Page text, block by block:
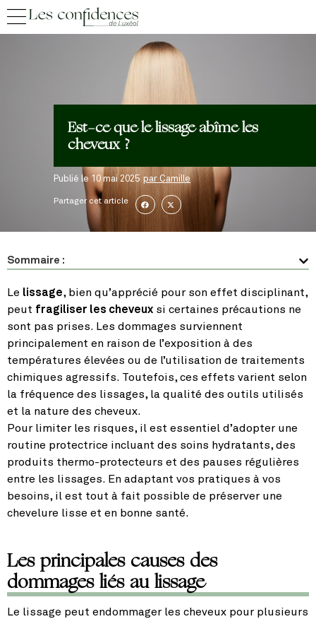
Est-ce que le lissage abîme les
cheveux ?
Publié le 10 mai 2025 par Camille
Partager cet article
Sommaire :
Le lissage, bien qu’apprécié pour son effet disciplinant,
peut fragiliser les cheveux si certaines précautions ne
sont pas prises. Les dommages surviennent
principalement en raison de l’exposition à des
températures élevées ou de l’utilisation de traitements
chimiques agressifs. Toutefois, ces effets varient selon
la fréquence des lissages, la qualité des outils utilisés
et la nature des cheveux.
Pour limiter les risques, il est essentiel d’adopter une
routine protectrice incluant des soins hydratants, des
produits thermo-protecteurs et des pauses régulières
entre les lissages. En adaptant vos pratiques à vos
besoins, il est tout à fait possible de préserver une
chevelure lisse et en bonne santé.
Les principales causes des
dommages liés au lissage
Le lissage peut endommager les cheveux pour plusieurs